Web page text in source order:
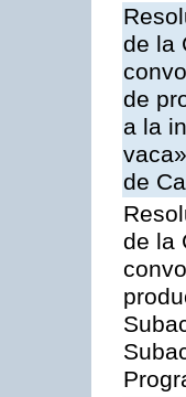
de la
de
a la
de
de la